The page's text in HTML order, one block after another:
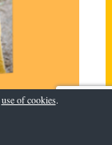
use of cookies.